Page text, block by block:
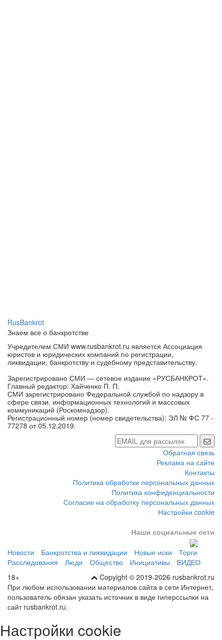
Знаем все о банкротстве
Учредителем СМИ www.rusbankrot.ru является Ассоциация
юристов и юридических компаний по регистрации,
ликвидации, банкротству и судебному представительству.
Зарегистрировано СМИ — сетевое издание «РУСБАНКРОТ».
Главный редактор: Хайченко П. П.
СМИ зарегистрировано Федеральной службой по надзору в
сфере связи, информационных технологий и массовых
коммуникаций (Роскомнадзор).
Регистрационный номер (номер свидетельства): ЭЛ № ФС 77 -
77278 от 05.12.2019.
Обратная связь
Реклама на сайте
Контакты
Политика обработки персональных данных
Политика конфиденциальности
Согласие на обработку персональных данных
Настройки cookie
Торги
Расследования
Люди Общество Инициативы
ВИДЕО
Copyight © 2019-2026 rusbankrot.ru
18+
При любом использовании материалов сайта в сети Интернет,
пользователь обязан указать источник в виде гиперссылки на
сайт rusbankrot.ru.
Настройки cookie
Мы используем обязательные cookie для работы сайта и, только с